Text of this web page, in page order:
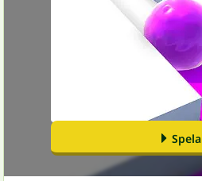
Spela